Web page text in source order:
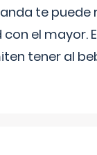
te
con el mayor.
tener al